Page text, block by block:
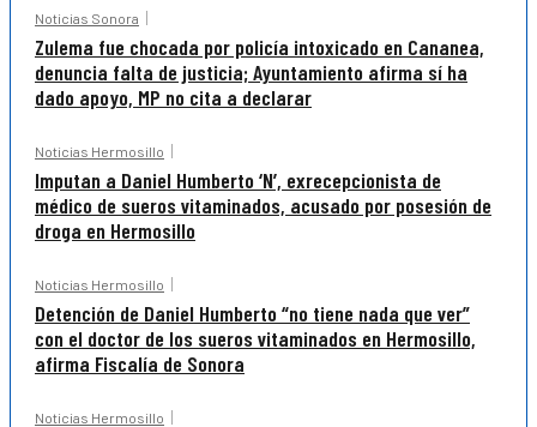
Noticias Sonora
Zulema fue chocada por policía intoxicado en Cananea,
denuncia falta de justicia; Ayuntamiento afirma sí ha
dado apoyo, MP no cita a declarar
Noticias Hermosillo
Imputan a Daniel Humberto ‘N’, exrecepcionista de
médico de sueros vitaminados, acusado por posesión de
droga en Hermosillo
Noticias Hermosillo
Detención de Daniel Humberto “no tiene nada que ver”
con el doctor de los sueros vitaminados en Hermosillo,
afirma Fiscalía de Sonora
Noticias Hermosillo